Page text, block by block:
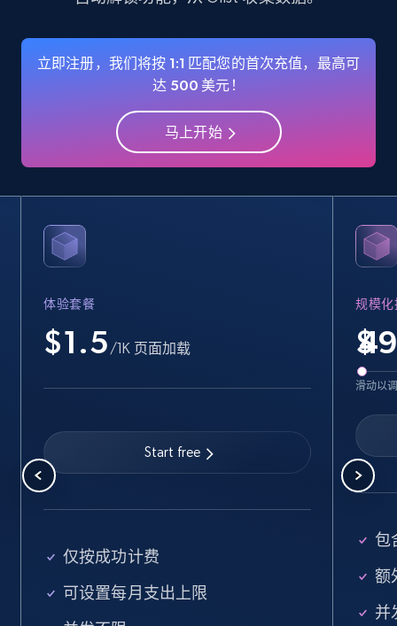
business account, Is professional account, Is
verified, and more.
3.5K+ 注册使用
Crunchbase companies information
Name, URL, ID, Cb rank, Region, About,
Industries, Operating status, and more.
Searching data by keyword
Name, URL, ID, Cb rank, Region, About,
Industries, Operating status, and more.
立即注册，我们将按 1:1 匹配您的首次充值，最高可
达 500 美元！
马上开始
体验套餐
$1.5 /1K 页面加载
Start free
仅按成功计费
可设置每月支出上限
规模化
$
滑动以
包
额
并